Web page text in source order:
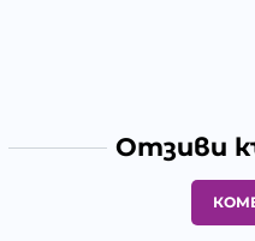
Отзиви